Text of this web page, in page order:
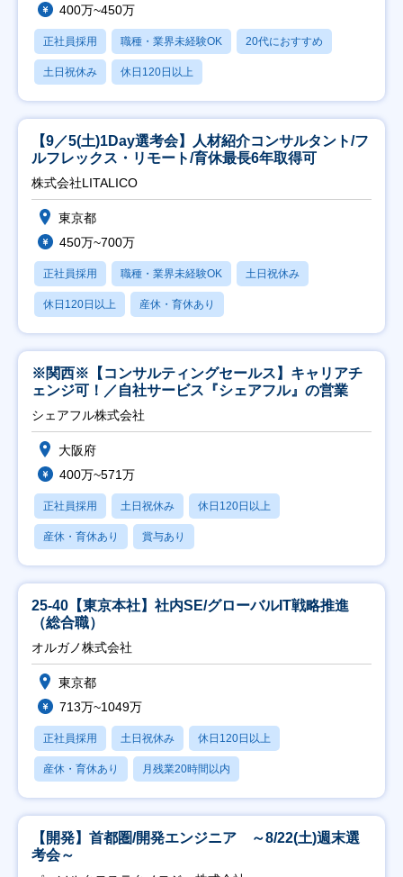
400万~450万
正社員採用 職種・業界未経験OK 20代におすすめ
土日祝休み 休日120日以上
【9／5(土)1Day選考会】人材紹介コンサルタント/フ
ルフレックス・リモート/育休最長6年取得可
株式会社LITALICO
東京都
450万~700万
正社員採用 職種・業界未経験OK 土日祝休み
休日120日以上 産休・育休あり
※関西※【コンサルティングセールス】キャリアチ
ェンジ可！／自社サービス『シェアフル』の営業
シェアフル株式会社
大阪府
400万~571万
正社員採用 土日祝休み 休日120日以上
産休・育休あり 賞与あり
25-40【東京本社】社内SE/グローバルIT戦略推進
（総合職）
オルガノ株式会社
東京都
713万~1049万
正社員採用 土日祝休み 休日120日以上
産休・育休あり 月残業20時間以内
【開発】首都圏/開発エンジニア ～8/22(土)週末選
考会～